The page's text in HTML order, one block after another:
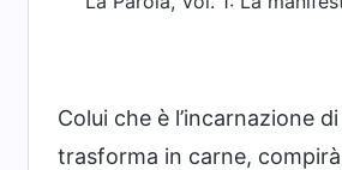
Colui che è l’incarnazione
trasforma in carne,